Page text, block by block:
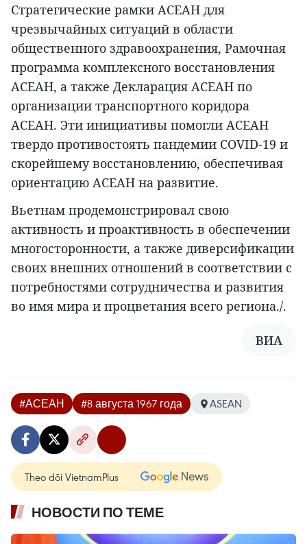
Стратегические рамки АСЕАН для
чрезвычайных ситуаций в области
общественного здравоохранения, Рамочная
программа комплексного восстановления
АСЕАН, а также Декларация АСЕАН по
организации транспортного коридора
АСЕАН. Эти инициативы помогли АСЕАН
твердо противостоять пандемии COVID-19 и
скорейшему восстановлению, обеспечивая
ориентацию АСЕАН на развитие.
Вьетнам продемонстрировал свою
активность и проактивность в обеспечении
многосторонности, а также диверсификации
своих внешних отношений в соответствии с
потребностями сотрудничества и развития
во имя мира и процветания всего региона./.
ВИА
#АСЕАН #8 августа 1967 года ASEAN
Theo dõi VietnamPlus
НОВОСТИ ПО ТЕМЕ